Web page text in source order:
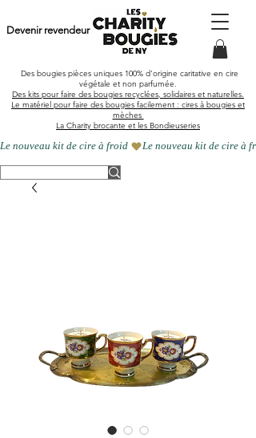
Des bougies pièces uniques 100% d'origine caritative en cire
végétale et non parfumée.
Des kits pour faire des bougies recyclées, solidaires et naturelles.
Le matériel pour faire des bougies facilement : cires à bougies et
mèches
La Charity brocante et les Bondieuseries
Devenir revendeur
Le nouveau kit de cire à froid